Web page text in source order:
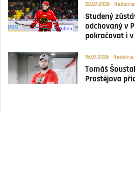
22.07.2026 | Redakce
Studený
odchovaný v
pokračovat i
16.07.2026 | Redakce
Tomáš
Prostějova